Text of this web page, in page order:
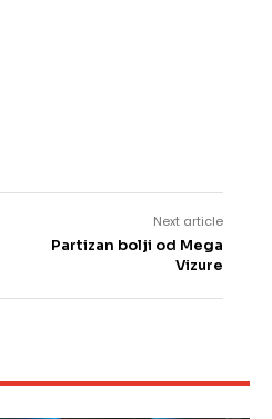
Next article
Partizan bolji od Mega
Vizure